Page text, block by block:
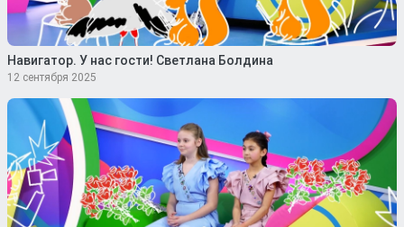
Навигатор. У нас гости! Светлана Болдина
12 сентября 2025